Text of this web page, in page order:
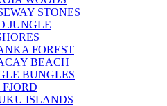
STONES
JUNGLE
FOREST
BEACH
BUNGLES
ISLANDS